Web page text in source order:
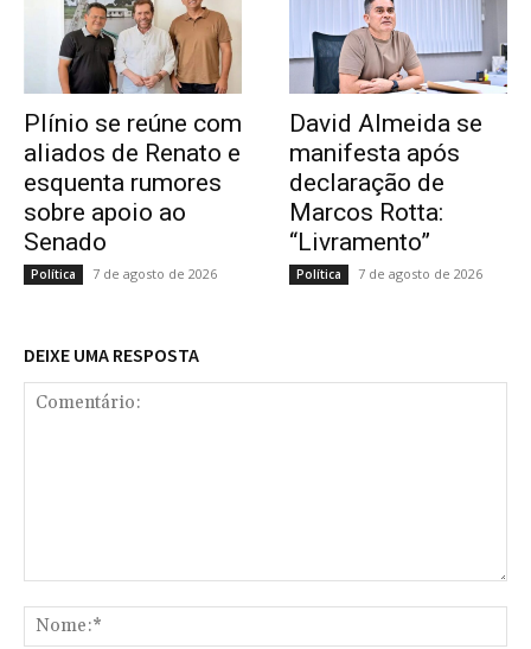
Plínio se reúne com
aliados de Renato e
esquenta rumores
sobre apoio ao
Senado
Política 7 de agosto de 2026
David Almeida se
manifesta após
declaração de
Marcos Rotta:
“Livramento”
Política 7 de agosto de 2026
DEIXE UMA RESPOSTA